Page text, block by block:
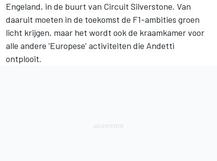
Engeland, in de buurt van Circuit Silverstone. Van
daaruit moeten in de toekomst de F1-ambities groen
licht krijgen, maar het wordt ook de kraamkamer voor
alle andere 'Europese' activiteiten die Andetti
ontplooit.